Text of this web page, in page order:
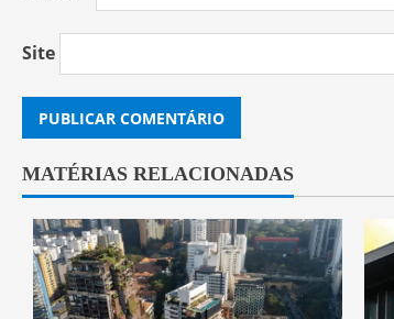
Site
MATÉRIAS RELACIONADAS